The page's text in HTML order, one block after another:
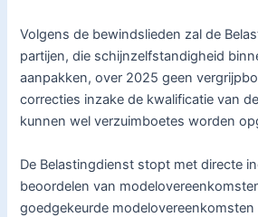
Volgens de bewindslieden zal de
partijen, die schijnzelfstandigheid
aanpakken, over 2025 geen
correcties inzake de kwalificatie van
kunnen wel verzuimboetes worden
De Belastingdienst stopt met directe
beoordelen van
goedgekeurde